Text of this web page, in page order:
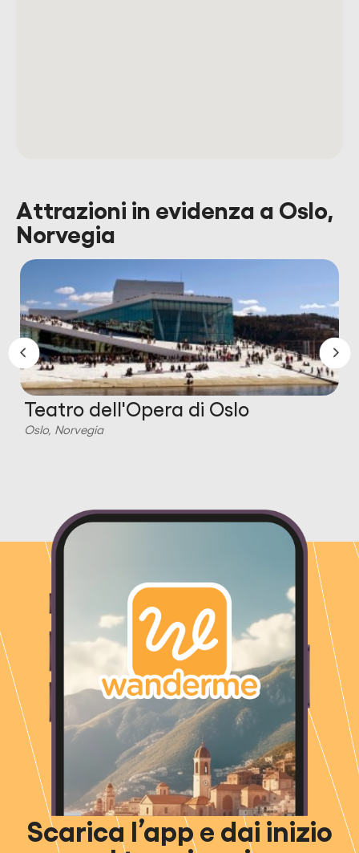
Attrazioni in evidenza a Oslo,
Norvegia
Teatro dell'Opera di Oslo
Oslo, Norvegia
Scarica l’app e dai inizio